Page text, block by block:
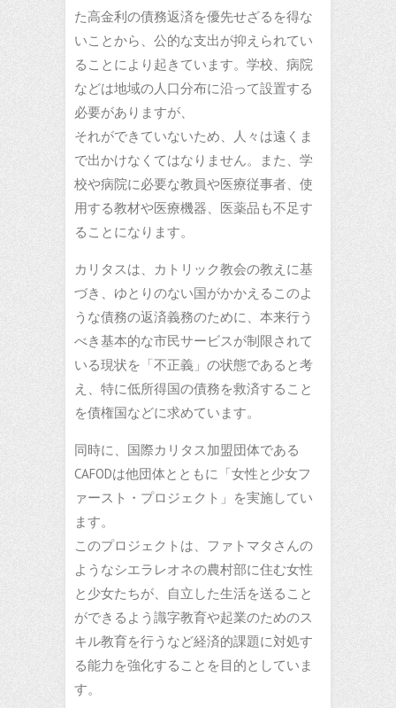
た高金利の債務返済を優先せざるを得な
いことから、公的な支出が抑えられてい
ることにより起きています。学校、病院
などは地域の人口分布に沿って設置する
必要がありますが、
それができていないため、人々は遠くま
で出かけなくてはなりません。また、学
校や病院に必要な教員や医療従事者、使
用する教材や医療機器、医薬品も不足す
ることになります。
カリタスは、カトリック教会の教えに基
づき、ゆとりのない国がかかえるこのよ
うな債務の返済義務のために、本来行う
べき基本的な市民サービスが制限されて
いる現状を「不正義」の状態であると考
え、特に低所得国の債務を救済すること
を債権国などに求めています。
同時に、国際カリタス加盟団体である
CAFODは他団体とともに「女性と少女フ
ァースト・プロジェクト」を実施してい
ます。
このプロジェクトは、ファトマタさんの
ようなシエラレオネの農村部に住む女性
と少女たちが、自立した生活を送ること
ができるよう識字教育や起業のためのス
キル教育を行うなど経済的課題に対処す
る能力を強化することを目的としていま
す。